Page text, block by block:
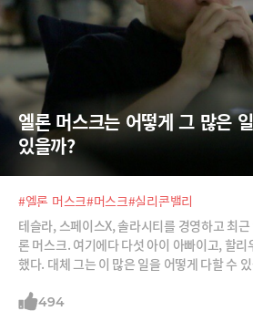
엘론 머스크는 어떻게 그 많은
있을까?
#엘론 머스크#머스크#실리콘밸리
테슬라, 스페이스X, 솔라시티를 경영하고 최
론 머스크. 여기에다 다섯 아이 아빠이고, 할
했다. 대체 그는 이 많은 일을 어떻게 다할 수
494